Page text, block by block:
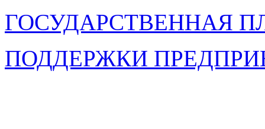
ГОСУДАРСТВЕННАЯ
ПОДДЕРЖКИ